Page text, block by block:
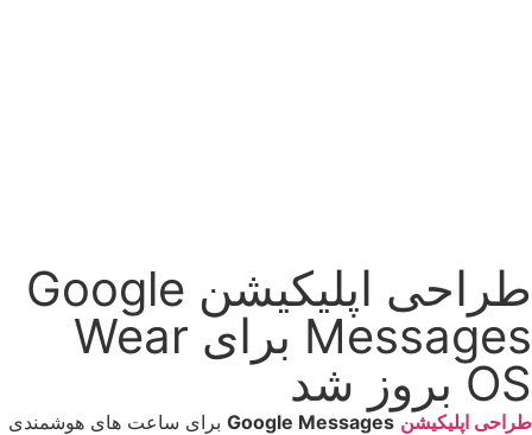
طراحی اپلیکیشن Google
Messages برای Wear
OS بروز شد
طراحی اپلیکیشن Google Messages برای ساعت های هوشمندی